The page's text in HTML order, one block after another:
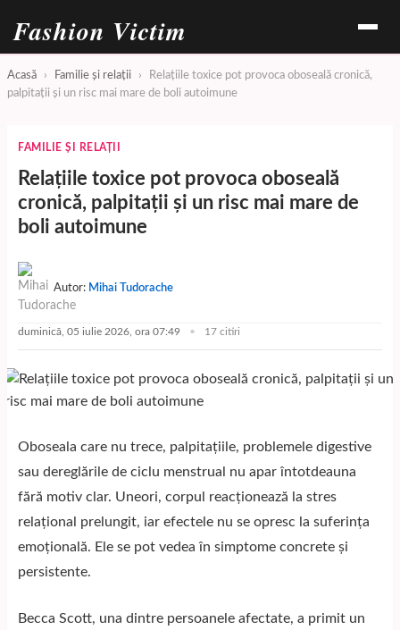
Fashion Victim
Acasă › Familie și relații ›
Relațiile toxice pot provoca oboseală cronică,
palpitații și un risc mai mare de boli autoimune
FAMILIE ȘI RELAȚII
Relațiile toxice pot provoca oboseală
cronică, palpitații și un risc mai mare de
boli autoimune
Autor: Mihai Tudorache
duminică, 05 iulie 2026, ora 07:49 17 citiri
Oboseala care nu trece, palpitațiile, problemele digestive
sau dereglările de ciclu menstrual nu apar întotdeauna
fără motiv clar. Uneori, corpul reacționează la stres
relațional prelungit, iar efectele nu se opresc la suferința
emoțională. Ele se pot vedea în simptome concrete și
persistente.
Becca Scott, una dintre persoanele afectate, a primit un